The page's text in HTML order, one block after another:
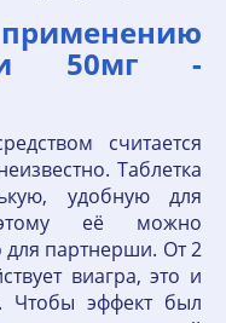
50мг -
считается
Таблетка
удобную для
её можно
для партнерши. От 2
виагра, это и
Чтобы эффект был